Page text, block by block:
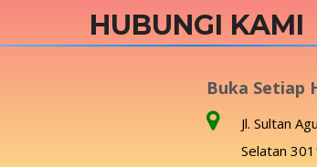
HUBUNGI KAMI
Buka Setiap
Jl. Sultan
Selatan